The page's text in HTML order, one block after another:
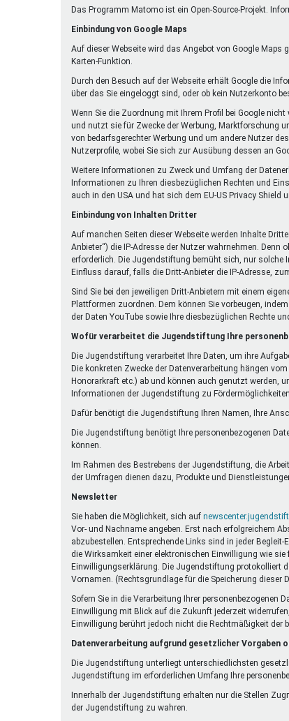
Das Programm Matomo ist ein Open-Source-Projekt.
Einbindung von Google Maps
Auf dieser Webseite wird das Angebot von Google
Karten-Funktion.
Durch den Besuch auf der Webseite erhält Google die
über das Sie eingeloggt sind, oder ob kein Nutzerkonto
Wenn Sie die Zuordnung mit Ihrem Profil bei Google
und nutzt sie für Zwecke der Werbung, Marktforschung
von bedarfsgerechter Werbung und um andere Nutzer
Nutzerprofile, wobei Sie sich zur Ausübung dessen an
Weitere Informationen zu Zweck und Umfang der
Informationen zu Ihren diesbezüglichen Rechten und
auch in den USA und hat sich dem EU-US Privacy Shield
Einbindung von Inhalten Dritter
Auf manchen Seiten dieser Webseite werden Inhalte
Anbieter“) die IP-Adresse der Nutzer wahrnehmen.
erforderlich. Die Jugendstiftung bemüht sich, nur solche
Einfluss darauf, falls die Dritt-Anbieter die IP-Adresse,
Sind Sie bei den jeweiligen Dritt-Anbietern mit einem
Plattformen zuordnen. Dem können Sie vorbeugen,
der Daten YouTube sowie Ihre diesbezüglichen Rechte
Wofür verarbeitet die Jugendstiftung Ihre
Die Jugendstiftung verarbeitet Ihre Daten, um ihre
Die konkreten Zwecke der Datenverarbeitung hängen
Honorarkraft etc.) ab und können auch genutzt werden,
Informationen der Jugendstiftung zu
Dafür benötigt die Jugendstiftung Ihren Namen, Ihre
Die Jugendstiftung benötigt Ihre personenbezogenen
können.
Im Rahmen des Bestrebens der Jugendstiftung, die
der Umfragen dienen dazu, Produkte und
Newsletter
Sie haben die Möglichkeit, sich auf
Vor- und Nachname angeben. Erst nach erfolgreichem
abzubestellen. Entsprechende Links sind in jeder
die Wirksamkeit einer elektronischen Einwilligung wie
Einwilligungserklärung. Die Jugendstiftung protokolliert
Vornamen. (Rechtsgrundlage für die Speicherung dieser
Sofern Sie in die Verarbeitung Ihrer
Einwilligung mit Blick auf die Zukunft jederzeit
Einwilligung berührt jedoch nicht die Rechtmäßigkeit der
Datenverarbeitung aufgrund gesetzlicher Vorgaben
Die Jugendstiftung unterliegt unterschiedlichsten
Jugendstiftung im erforderlichen Umfang Ihre
Innerhalb der Jugendstiftung erhalten nur die Stellen
der Jugendstiftung zu wahren.